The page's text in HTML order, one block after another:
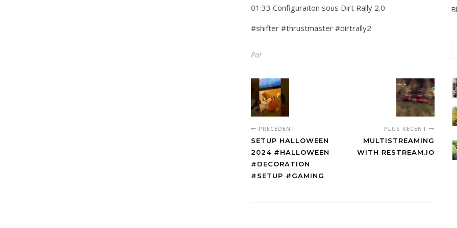
01:33 Configuraiton sous Dirt Rally 2.0
#shifter #thrustmaster #dirtrally2
Par
PRÉCÉDENT
SETUP HALLOWEEN
2024 #HALLOWEEN
#DECORATION
#SETUP #GAMING
PLUS RÉCENT
MULTISTREAMING
WITH RESTREAM.IO